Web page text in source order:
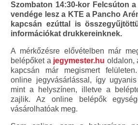
Szombaton 14:30-kor Felcsúton
vendége lesz a KTE a Pancho
kapcsán ezúttal is
információkat drukkereinknek.
A mérkőzésre elővételben már
belépőket a jegymester.hu oldalon,
kapcsán már megismert
online jegyvásárlással, így
mint a helyszínen, illetve a
zajlik. Az online belépők
vásárolhatóak meg.